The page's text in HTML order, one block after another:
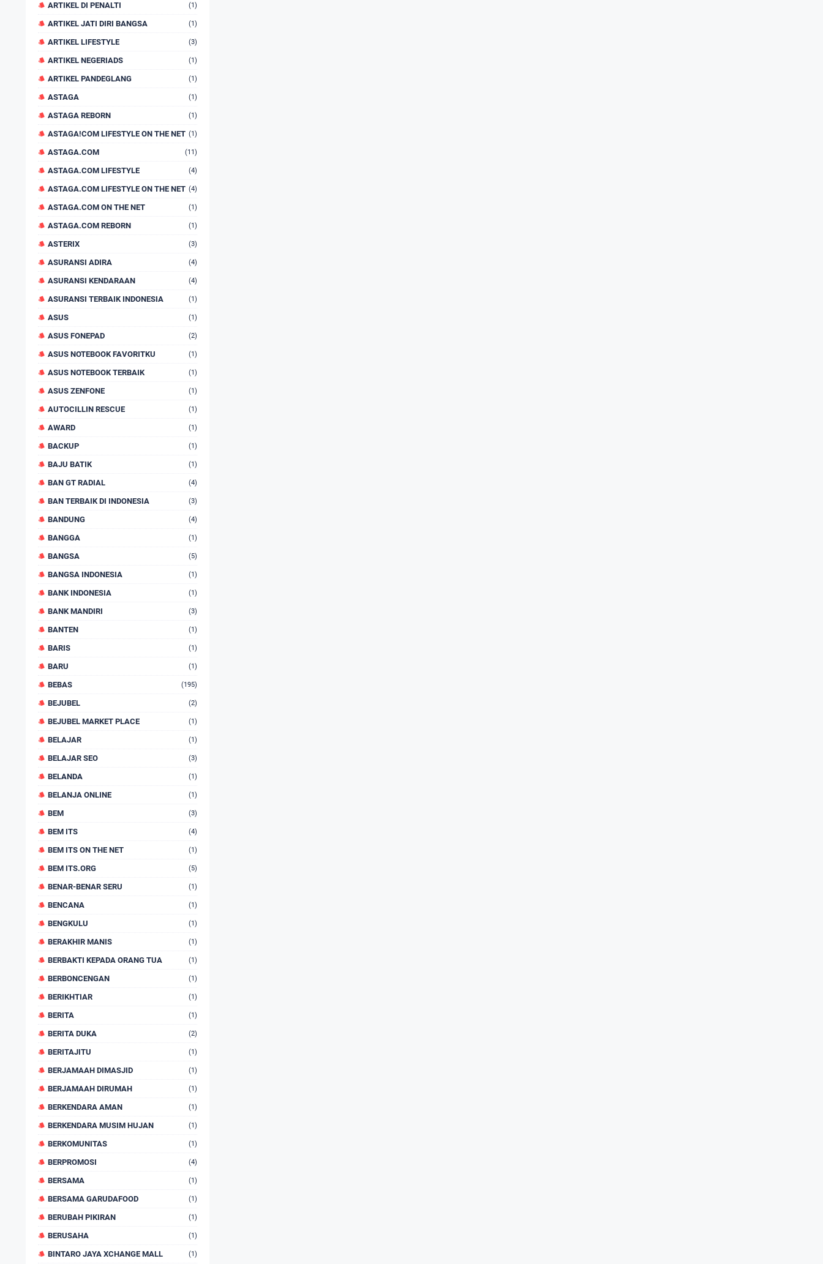
ARTIKEL DI PENALTI (1)
ARTIKEL JATI DIRI BANGSA (1)
ARTIKEL LIFESTYLE (3)
ARTIKEL NEGERIADS (1)
ARTIKEL PANDEGLANG (1)
ASTAGA (1)
ASTAGA REBORN (1)
ASTAGA!COM LIFESTYLE ON THE NET (1)
ASTAGA.COM (11)
ASTAGA.COM LIFESTYLE (4)
ASTAGA.COM LIFESTYLE ON THE NET (4)
ASTAGA.COM ON THE NET (1)
ASTAGA.COM REBORN (1)
ASTERIX (3)
ASURANSI ADIRA (4)
ASURANSI KENDARAAN (4)
ASURANSI TERBAIK INDONESIA (1)
ASUS (1)
ASUS FONEPAD (2)
ASUS NOTEBOOK FAVORITKU (1)
ASUS NOTEBOOK TERBAIK (1)
ASUS ZENFONE (1)
AUTOCILLIN RESCUE (1)
AWARD (1)
BACKUP (1)
BAJU BATIK (1)
BAN GT RADIAL (4)
BAN TERBAIK DI INDONESIA (3)
BANDUNG (4)
BANGGA (1)
BANGSA (5)
BANGSA INDONESIA (1)
BANK INDONESIA (1)
BANK MANDIRI (3)
BANTEN (1)
BARIS (1)
BARU (1)
BEBAS (195)
BEJUBEL (2)
BEJUBEL MARKET PLACE (1)
BELAJAR (1)
BELAJAR SEO (3)
BELANDA (1)
BELANJA ONLINE (1)
BEM (3)
BEM ITS (4)
BEM ITS ON THE NET (1)
BEM ITS.ORG (5)
BENAR-BENAR SERU (1)
BENCANA (1)
BENGKULU (1)
BERAKHIR MANIS (1)
BERBAKTI KEPADA ORANG TUA (1)
BERBONCENGAN (1)
BERIKHTIAR (1)
BERITA (1)
BERITA DUKA (2)
BERITAJITU (1)
BERJAMAAH DIMASJID (1)
BERJAMAAH DIRUMAH (1)
BERKENDARA AMAN (1)
BERKENDARA MUSIM HUJAN (1)
BERKOMUNITAS (1)
BERPROMOSI (4)
BERSAMA (1)
BERSAMA GARUDAFOOD (1)
BERUBAH PIKIRAN (1)
BERUSAHA (1)
BINTARO JAYA XCHANGE MALL (1)